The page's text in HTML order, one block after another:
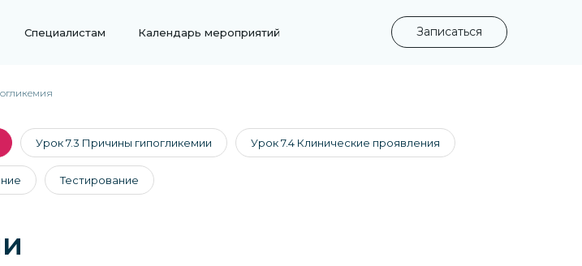
Специалистам Календарь мероприятий Записаться
Урок 7.3 Причины гипогликемии Урок 7.4 Клинические проявления
Тестирование